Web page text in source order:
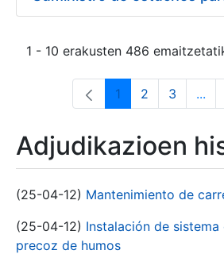
1 - 10 erakusten 486
Orrialdea
1 Orrialdea
2 3 ...
Adjudikazioen
(25-04-12) Mantenimiento de
(25-04-12) Instalación de
precoz de humos